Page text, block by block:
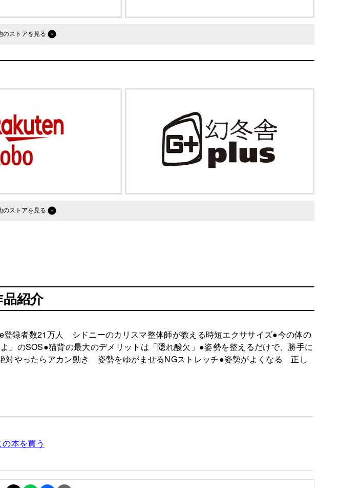
のストア
のストア
紹介
録者数21万人 シドニーのカリスマ整体師が教える時短エクササイズ●今の体の
のSOS●猫背の最大のデメリットは「隠れ酸欠」●姿勢を整えるだけで、勝手に
対やったらアカン動き 姿勢をゆがませるNGストレッチ●姿勢がよくなる 正し
の本を買う